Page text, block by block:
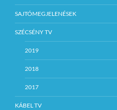
SAJTÓMEGJELENÉSEK
SZÉCSÉNY TV
2019
2018
2017
KÁBEL TV